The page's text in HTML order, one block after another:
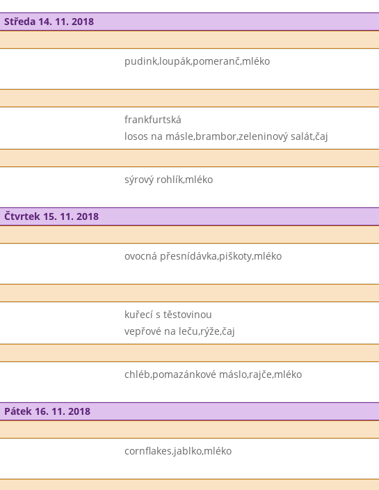
Středa 14. 11. 2018
pudink,loupák,pomeranč,mléko
frankfurtská
losos na másle,brambor,zeleninový salát,čaj
sýrový rohlík,mléko
Čtvrtek 15. 11. 2018
ovocná přesnídávka,piškoty,mléko
kuřecí s těstovinou
vepřové na leču,rýže,čaj
chléb,pomazánkové máslo,rajče,mléko
Pátek 16. 11. 2018
cornflakes,jablko,mléko